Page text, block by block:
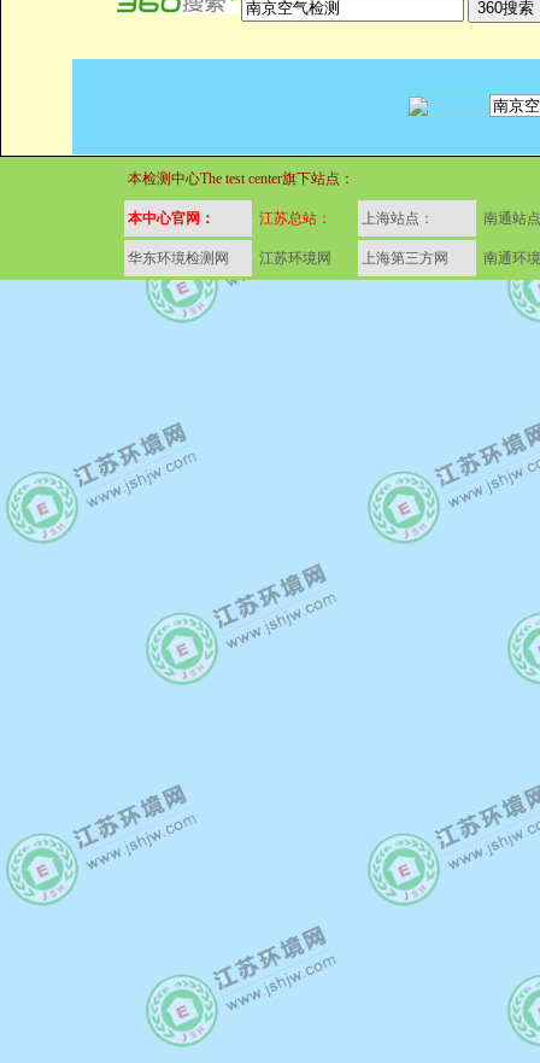
本检测中心The test center旗下站点：
本中心官网： 江苏总站： 上海站点： 南通站
华东环境检测网 江苏环境网 上海第三方网 南通环